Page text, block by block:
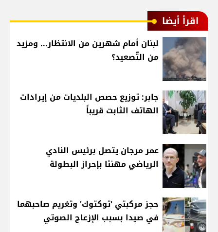
اقرأ أيضا
لبنان أمام شهرين من الانتظار... ومزيد
من التّصعيد؟
جابر: توزيع حصص البلديات من إيرادات
الهاتف الثابت قريباً
عمر مرجان يتصل برئيس النادي
الرياضي مهنئا بإحراز البطولة
حجز مركبتي 'توكتوك' وتغريم صاحبهما
في صيدا بسبب الإزعاج الصوتي